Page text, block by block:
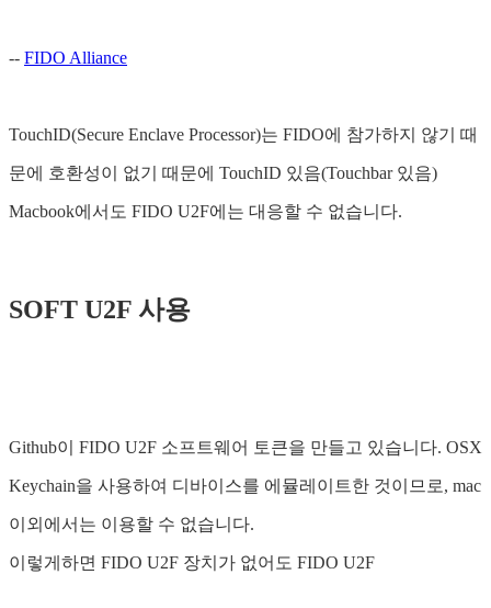
-- FIDO Alliance
TouchID(Secure Enclave Processor)는 FIDO에 참가하지 않기 때
문에 호환성이 없기 때문에 TouchID 있음(Touchbar 있음)
Macbook에서도 FIDO U2F에는 대응할 수 없습니다.
SOFT U2F 사용
Github이 FIDO U2F 소프트웨어 토큰을 만들고 있습니다. OSX
Keychain을 사용하여 디바이스를 에뮬레이트한 것이므로, mac
이외에서는 이용할 수 없습니다.
이렇게하면 FIDO U2F 장치가 없어도 FIDO U2F